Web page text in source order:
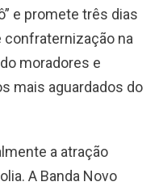
e promete três dias
confraternização na
moradores e
mais aguardados do
a atração
A Banda Novo